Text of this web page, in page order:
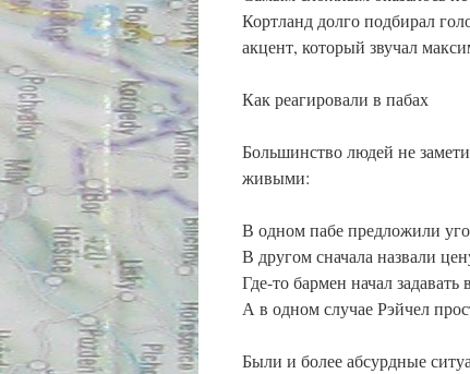
Кортланд долго подбирал
акцент, который звучал
Как реагировали в пабах
Большинство людей не
живыми:
В одном пабе предложили
В другом сначала назвали
Где-то бармен начал
А в одном случае Рэйчел
Были и более абсурдные